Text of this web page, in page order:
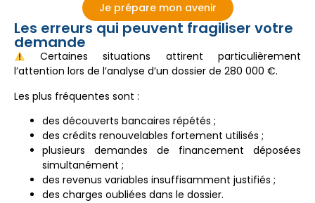
Je prépare mon avenir
Les erreurs qui peuvent fragiliser votre
demande
Certaines situations attirent particulièrement
l’attention lors de l’analyse d’un dossier de 280 000 €.
Les plus fréquentes sont :
des découverts bancaires répétés ;
des crédits renouvelables fortement utilisés ;
plusieurs demandes de financement déposées
simultanément ;
des revenus variables insuffisamment justifiés ;
des charges oubliées dans le dossier.